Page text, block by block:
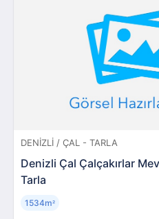
DENIZLI / ÇAL - TARLA
Denizli Çal Çalçakırlar
Tarla
1534m²